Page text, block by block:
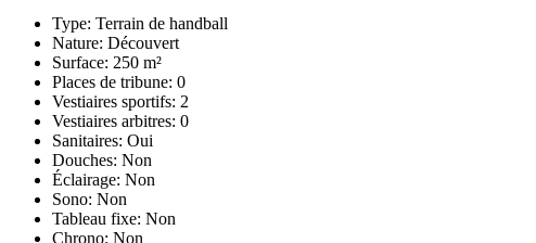
Type: Terrain de handball
Nature: Découvert
Surface: 250 m²
Places de tribune: 0
Vestiaires sportifs: 2
Vestiaires arbitres: 0
Sanitaires: Oui
Douches: Non
Éclairage: Non
Sono: Non
Tableau fixe: Non
Chrono: Non